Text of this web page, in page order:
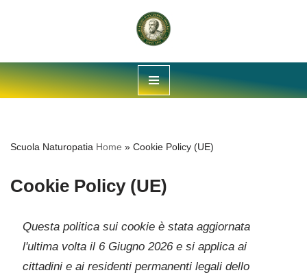
contenuto
Scuola Naturopatia Home » Cookie Policy (UE)
Cookie Policy (UE)
Questa politica sui cookie è stata aggiornata
l'ultima volta il 6 Giugno 2026 e si applica ai
cittadini e ai residenti permanenti legali dello